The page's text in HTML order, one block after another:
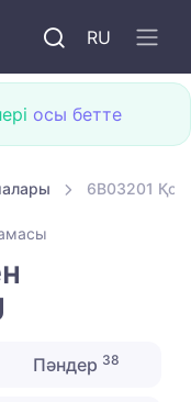
RU
осы бетте
6B03201
Пәндер 38